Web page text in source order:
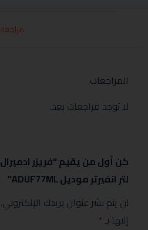
المراجعات
لا توجد مراجعات بعد.
لتر انفيرتر موديل ADUF77ML”
لن يتم نشر عنوان بريدك الإلكتروني.
إليها بـ*